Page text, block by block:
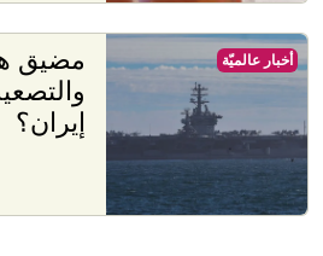
مضيق
إيران؟
أخبار عالميّة